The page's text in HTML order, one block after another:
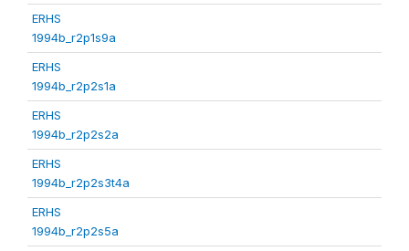
ERHS
1994b_r2p1s9a
ERHS
1994b_r2p2s1a
ERHS
1994b_r2p2s2a
ERHS
1994b_r2p2s3t4a
ERHS
1994b_r2p2s5a